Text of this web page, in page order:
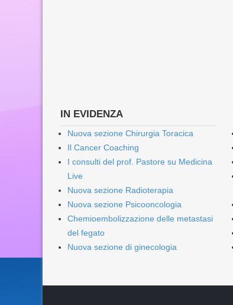
IN EVIDENZA
Nuova sezione Chirurgia Toracica
Il Cancer Coaching
I consulti del prof. Pastore su Medicina
Live
Nuova sezione Radioterapia
Nuova sezione Psicooncologia
Chemioembolizzazione delle metastasi
del fegato
Nuova sezione di ginecologia